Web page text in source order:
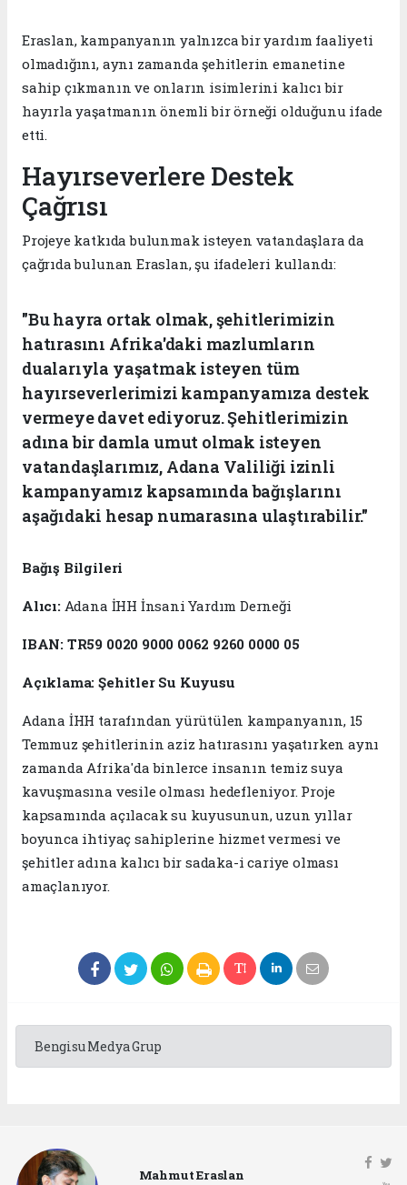
Eraslan, kampanyanın yalnızca bir yardım faaliyeti
olmadığını, aynı zamanda şehitlerin emanetine
sahip çıkmanın ve onların isimlerini kalıcı bir
hayırla yaşatmanın önemli bir örneği olduğunu ifade
etti.
Hayırseverlere Destek
Çağrısı
Projeye katkıda bulunmak isteyen vatandaşlara da
çağrıda bulunan Eraslan, şu ifadeleri kullandı:
"Bu hayra ortak olmak, şehitlerimizin
hatırasını Afrika'daki mazlumların
dualarıyla yaşatmak isteyen tüm
hayırseverlerimizi kampanyamıza destek
vermeye davet ediyoruz. Şehitlerimizin
adına bir damla umut olmak isteyen
vatandaşlarımız, Adana Valiliği izinli
kampanyamız kapsamında bağışlarını
aşağıdaki hesap numarasına ulaştırabilir."
Bağış Bilgileri
Alıcı:Adana İHH İnsani Yardım Derneği
IBAN: TR59 0020 9000 0062 9260 0000 05
Açıklama: Şehitler Su Kuyusu
Adana İHH tarafından yürütülen kampanyanın, 15
Temmuz şehitlerinin aziz hatırasını yaşatırken aynı
zamanda Afrika'da binlerce insanın temiz suya
kavuşmasına vesile olması hedefleniyor. Proje
kapsamında açılacak su kuyusunun, uzun yıllar
boyunca ihtiyaç sahiplerine hizmet vermesi ve
şehitler adına kalıcı bir sadaka-i cariye olması
amaçlanıyor.
Bengisu Medya Grup
Mahmut Eraslan